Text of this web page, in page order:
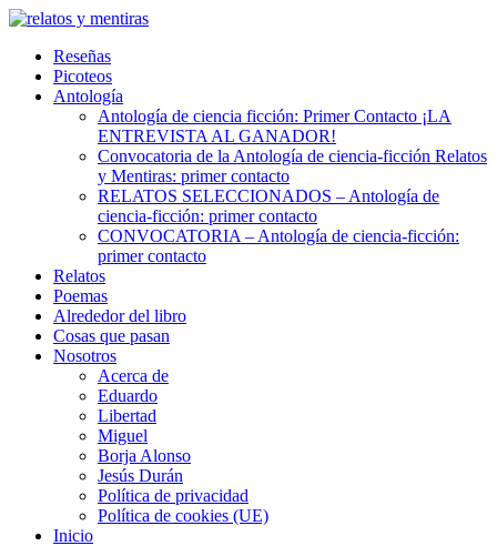
Skip
contentReseñas
Picoteos
Antología
Antología de ciencia ficción: Primer Contacto ¡LA
ENTREVISTA AL GANADOR!
Convocatoria de la Antología de ciencia-ficción Relatos
y Mentiras: primer contacto
RELATOS SELECCIONADOS – Antología de
ciencia-ficción: primer contacto
CONVOCATORIA – Antología de ciencia-ficción:
primer contacto
Relatos
Poemas
Alrededor del libro
Cosas que pasan
Nosotros
Acerca de
Eduardo
Libertad
Miguel
Borja Alonso
Jesús Durán
Política de privacidad
Política de cookies (UE)
Inicio